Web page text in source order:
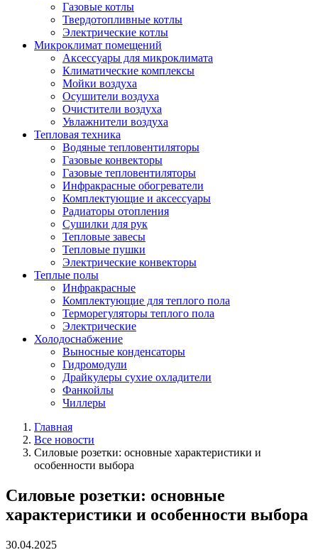
Газовые котлы
Твердотопливные котлы
Электрические котлы
Микроклимат помещений
Аксессуары для микроклимата
Климатические комплексы
Мойки воздуха
Осушители воздуха
Очистители воздуха
Увлажнители воздуха
Тепловая техника
Водяные тепловентиляторы
Газовые конвекторы
Газовые тепловентиляторы
Инфракрасные обогреватели
Комплектующие и аксессуары
Радиаторы отопления
Сушилки для рук
Тепловые завесы
Тепловые пушки
Электрические конвекторы
Теплые полы
Инфракрасные
Комплектующие для теплого пола
Терморегуляторы теплого пола
Электрические
Холодоснабжение
Выносные конденсаторы
Гидромодули
Драйкулеры сухие охладители
Фанкойлы
Чиллеры
Главная
Все новости
Силовые розетки: основные характеристики и
особенности выбора
Силовые розетки: основные
характеристики и особенности выбора
30.04.2025